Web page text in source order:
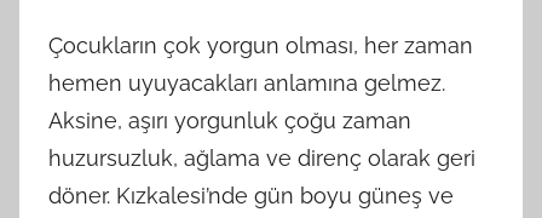
Çocukların çok yorgun olması, her zaman
hemen uyuyacakları anlamına gelmez.
Aksine, aşırı yorgunluk çoğu zaman
huzursuzluk, ağlama ve direnç olarak geri
döner. Kızkalesi’nde gün boyu güneş ve